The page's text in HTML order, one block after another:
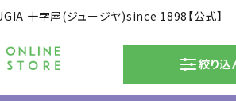
十字屋(ジュージヤ)since 1898【公式】
絞り込